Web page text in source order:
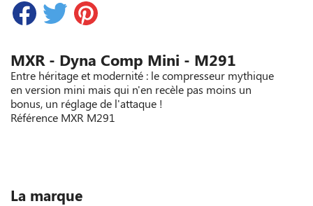
MXR - Dyna Comp Mini - M291
Entre héritage et modernité : le compresseur mythique
en version mini mais qui n'en recèle pas moins un
bonus, un réglage de l'attaque !
Référence MXR M291
La marque